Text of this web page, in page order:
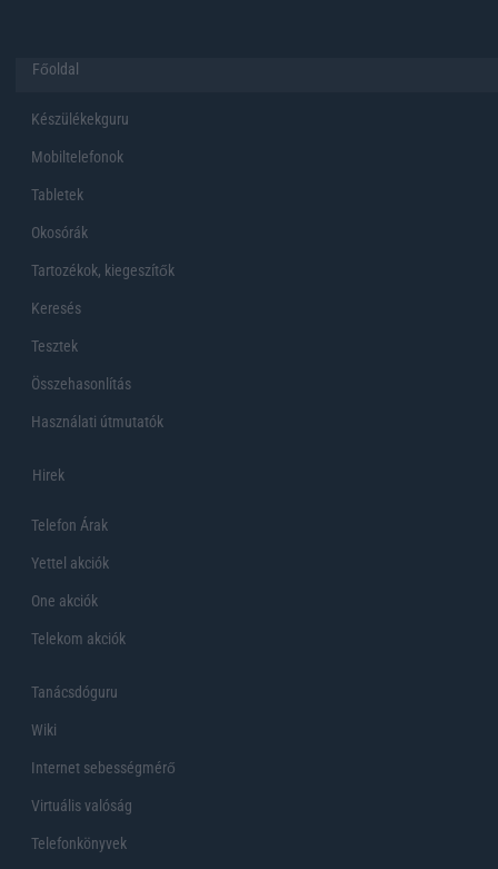
Főoldal
Készülékekguru
Mobiltelefonok
Tabletek
Okosórák
Tartozékok, kiegeszítők
Keresés
Tesztek
Összehasonlítás
Használati útmutatók
Hirek
Telefon Árak
Yettel akciók
One akciók
Telekom akciók
Tanácsdóguru
Wiki
Internet sebességmérő
Virtuális valóság
Telefonkönyvek